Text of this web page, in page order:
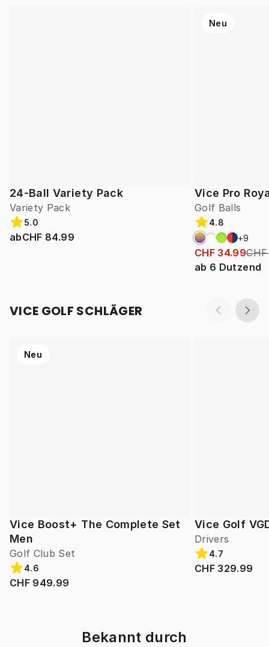
24-Ball Variety Pack
Variety Pack
5.0
abCHF 84.99
Vice Pro
Golf Balls
Neu
4.8
+9
CHF 34.99
ab 6 Dutzend
VICE GOLF SCHLÄGER
Vice Boost+ The Complete Set
Men
Golf Club Set
Neu
4.6
CHF 949.99
Vice Golf
Drivers
4.7
CHF 329.99
Bekannt durch